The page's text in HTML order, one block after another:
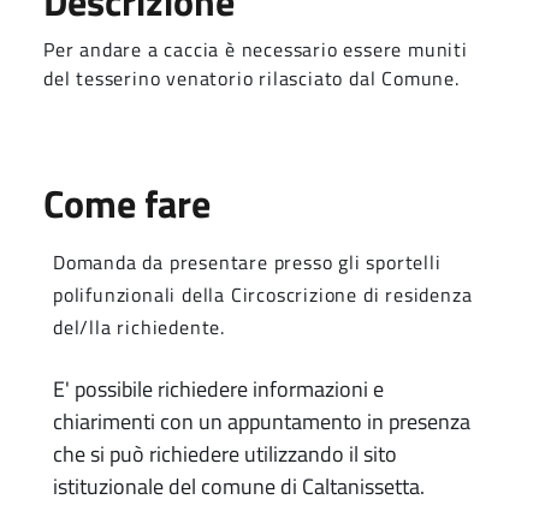
Per andare a caccia è necessario essere muniti
del tesserino venatorio rilasciato dal Comune.
Come fare
Domanda da presentare presso gli sportelli
polifunzionali della Circoscrizione di residenza
del/lla richiedente.
E' possibile richiedere informazioni e
chiarimenti con un appuntamento in presenza
che si può richiedere utilizzando il sito
istituzionale del comune di Caltanissetta.